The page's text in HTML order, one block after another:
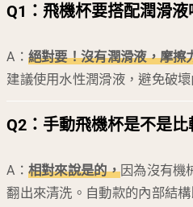
Q1： 飛機杯要搭配潤滑液
A： 絕對要！沒有潤滑液，摩擦
建議使用水性潤滑液，避免破壞
Q2： 手動飛機杯是不是比
A： 相對來說是的，因為沒有機
翻出來清洗。自動款的內部結